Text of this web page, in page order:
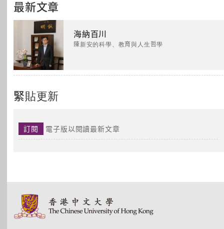
最新文章
海納百川
陳新安的科學、教育與人生哲學
緊貼更新
訂閱 電子版以閱讀最新文章